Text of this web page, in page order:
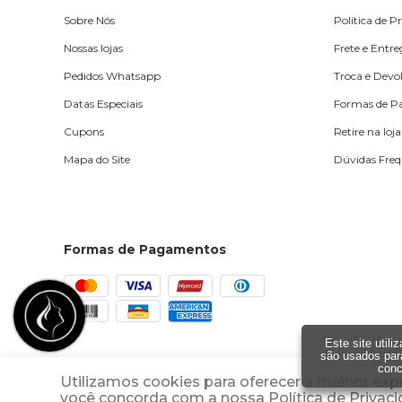
Sobre Nós
Nossas lojas
Pedidos Whatsapp
Datas Especiais
Cupons
Mapa do Site
Política de
Frete e
Troca e
Formas de
Retire na loja
Dúvidas
Formas de Pagamentos
Shopping dos Cosméticos | 62 99954-0494 |
Este site
são usados
Utilizamos cookies para oferecer a melhor
você concorda com a nossa Política de